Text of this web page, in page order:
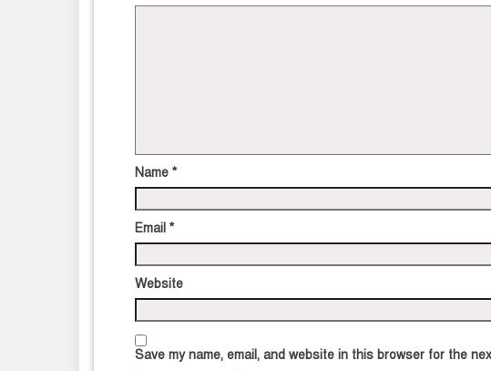
Name *
Email *
Website
Save my name, email, and website in this browser for the